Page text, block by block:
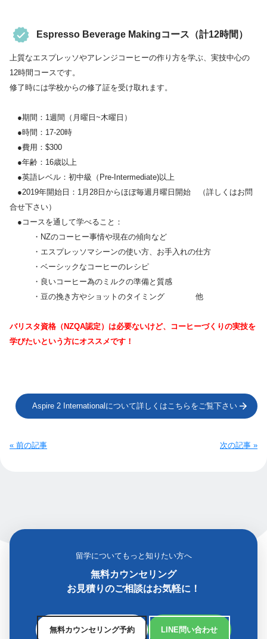
Espresso Beverage Makingコース（計12時間）
上質なエスプレッソやアレンジコーヒーの作り方を学ぶ、実技中心の
12時間コースです。
修了時には学校からの修了証を受け取れます。
●期間：1週間（月曜日~木曜日）
●時間：17-20時
●費用：$300
●年齢：16歳以上
●英語レベル：初中級（Pre-Intermediate)以上
●2019年開始日：1月28日からほぼ毎週月曜日開始 （詳しくはお問
合せ下さい）
●コースを通して学べること：
・NZのコーヒー事情や現在の傾向など
・エスプレッソマシーンの使い方、お手入れの仕方
・ベーシックなコーヒーのレシピ
・良いコーヒー為のミルクの準備と質感
・豆の挽き方やショットのタイミング 他
バリスタ資格（NZQA認定）は必要ないけど、コーヒーづくりの実技を
学びたいという方にオススメです！
Aspire 2 Internationalについて詳しくはこちらをご覧下さい
« 前の記事 次の記事 »
留学についてもっと知りたい方へ
無料カウンセリング
お見積りのご相談はお気軽に！
無料カウンセリング予約 LINE問い合わせ